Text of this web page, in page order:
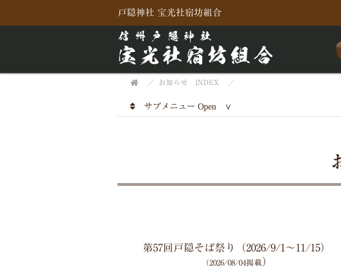
戸隠神社 宝光社宿坊組合
お知らせ INDEX
サブメニュー
第57回戸隠そば祭り（2026/9/1～11/15）
（2026/08/04掲載）